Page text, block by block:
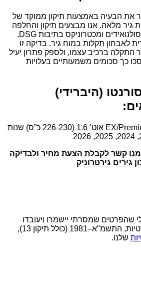
את הבעיה באמצעות תיקון ממוקד של
גיר מלאה. אנו מבצעים תיקון והחלפה
של מוח גיר, מחשב גיר, סולנואידים ומכטרוניקס בתיבות DSG,
לאבחון תקלות במוח גיר. בדיקה זו
ברכיב עצמו, ולספק פתרון יעיל
כך סכומים משמעותיים בעלויות
(היברידי)
קיה סורנטו (היברידי) EX/Premium אוט’ 1.6 (226-230 כ”ס) שנות
קשר לקבלת הצעת מחיר ולבדיקה
גירטרוניק
שהפרטים שמסרתי יישמרו ויעובדו
בהתאם לחוק הגנת הפרטיות, התשמ"א–1981 (כולל תיקון 13),
שלנו.